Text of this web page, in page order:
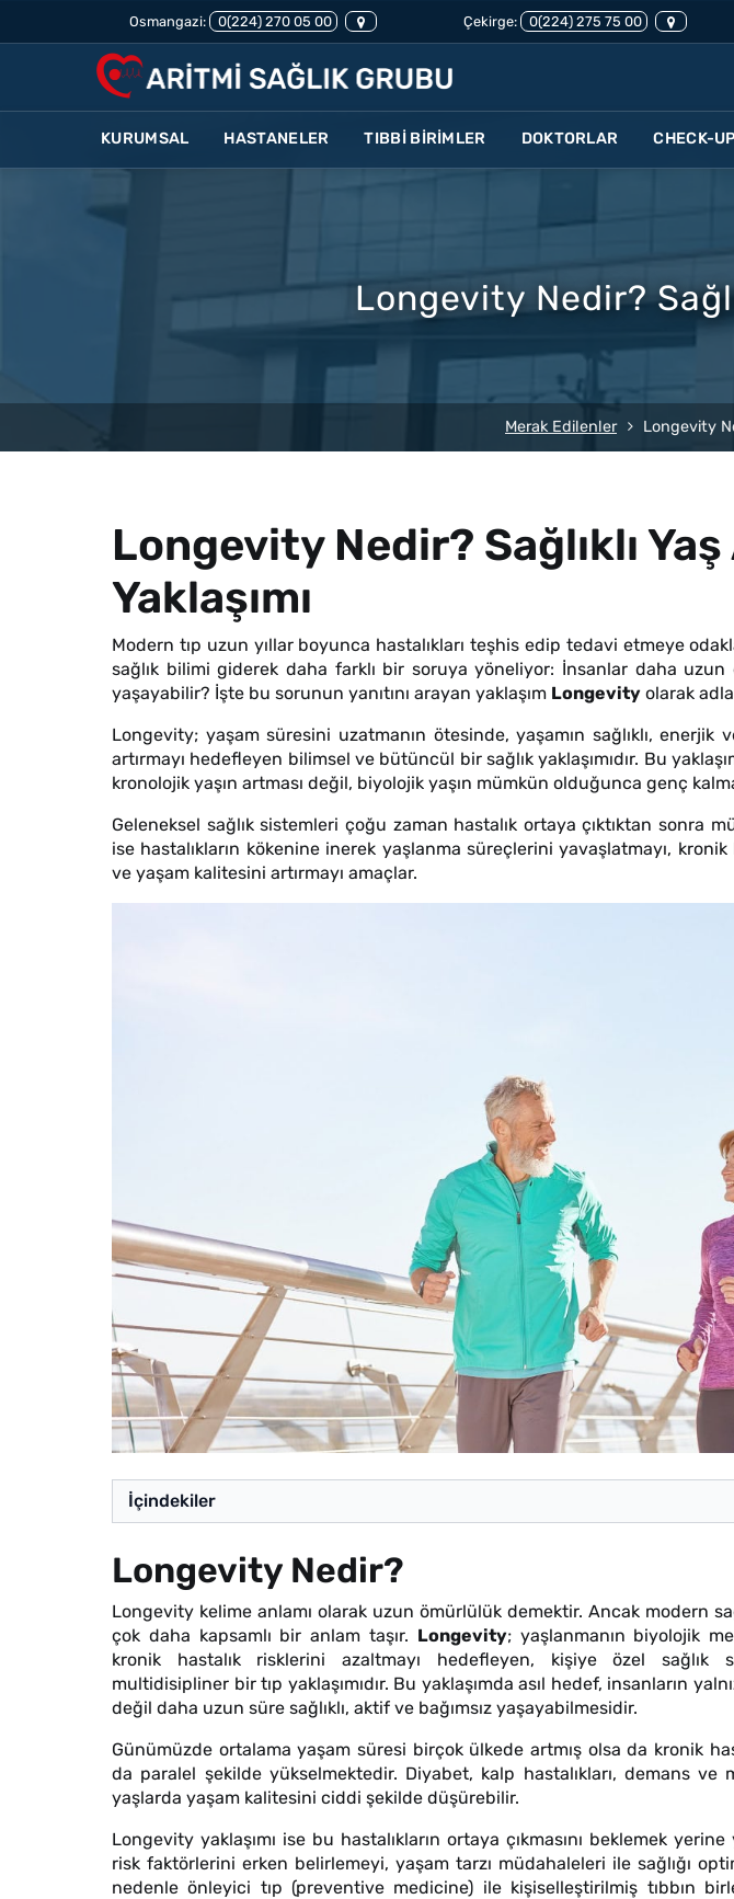
Osmangazi: 0(224) 270 05 00 Çekirge: 0(224) 275 75 00
KURUMSAL HASTANELER TIBBİ BİRİMLER DOKTORLAR CHECK-
Longevity Nedir?
Merak Edilenler Longevity
Longevity Nedir? Sağlıklı
Yaklaşımı
Modern tıp uzun yıllar boyunca hastalıkları teşhis edip tedavi etmeye
sağlık bilimi giderek daha farklı bir soruya yöneliyor: İnsanlar daha uzun
yaşayabilir? İşte bu sorunun yanıtını arayan yaklaşım Longevity olarak
Longevity; yaşam süresini uzatmanın ötesinde, yaşamın sağlıklı, enerjik
artırmayı hedefleyen bilimsel ve bütüncül bir sağlık yaklaşımıdır. Bu
kronolojik yaşın artması değil, biyolojik yaşın mümkün olduğunca genç
Geleneksel sağlık sistemleri çoğu zaman hastalık ortaya çıktıktan sonra
ise hastalıkların kökenine inerek yaşlanma süreçlerini yavaşlatmayı, kronik
ve yaşam kalitesini artırmayı amaçlar.
İçindekiler
Longevity Nedir?
Longevity kelime anlamı olarak uzun ömürlülük demektir. Ancak modern
çok daha kapsamlı bir anlam taşır. Longevity; yaşlanmanın biyolojik
kronik hastalık risklerini azaltmayı hedefleyen, kişiye özel sağlık
multidisipliner bir tıp yaklaşımıdır. Bu yaklaşımda asıl hedef, insanların
değil daha uzun süre sağlıklı, aktif ve bağımsız yaşayabilmesidir.
Günümüzde ortalama yaşam süresi birçok ülkede artmış olsa da kronik
da paralel şekilde yükselmektedir. Diyabet, kalp hastalıkları, demans ve
yaşlarda yaşam kalitesini ciddi şekilde düşürebilir.
Longevity yaklaşımı ise bu hastalıkların ortaya çıkmasını beklemek yerine
risk faktörlerini erken belirlemeyi, yaşam tarzı müdahaleleri ile sağlığı
nedenle önleyici tıp (preventive medicine) ile kişiselleştirilmiş tıbbın